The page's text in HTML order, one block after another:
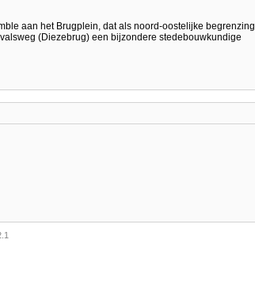
aan het Brugplein, dat als noord-oostelijke begrenzing
(Diezebrug) een bijzondere stedebouwkundige